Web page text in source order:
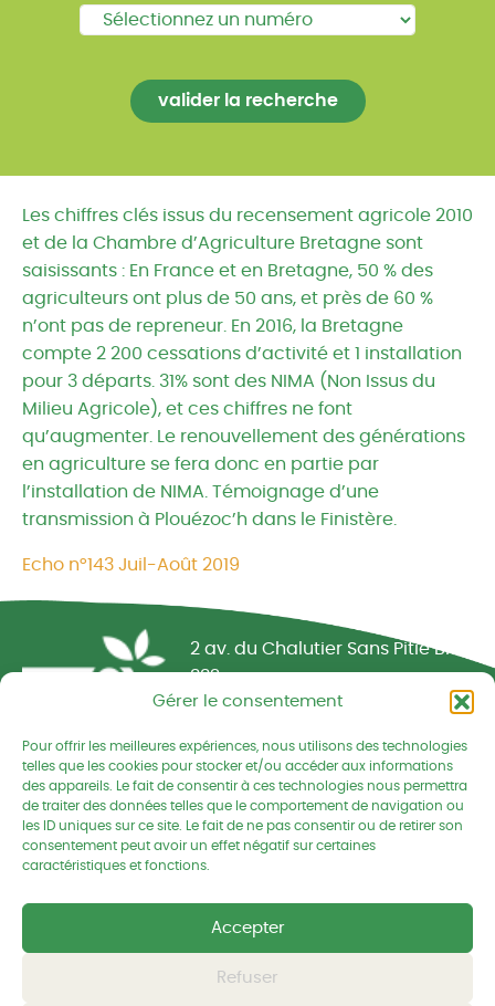
Gérer le consentement
Pour offrir les meilleures expériences, nous utilisons des technologies
telles que les cookies pour stocker et/ou accéder aux informations
des appareils. Le fait de consentir à ces technologies nous permettra
de traiter des données telles que le comportement de navigation ou
les ID uniques sur ce site. Le fait de ne pas consentir ou de retirer son
consentement peut avoir un effet négatif sur certaines
caractéristiques et fonctions.
Accepter
Refuser
Les chiffres clés issus du recensement agricole 2010
et de la Chambre d’Agriculture Bretagne sont
saisissants : En France et en Bretagne, 50 % des
agriculteurs ont plus de 50 ans, et près de 60 %
n’ont pas de repreneur. En 2016, la Bretagne
compte 2 200 cessations d’activité et 1 installation
pour 3 départs. 31% sont des NIMA (Non Issus du
Milieu Agricole), et ces chiffres ne font
qu’augmenter. Le renouvellement des générations
en agriculture se fera donc en partie par
l’installation de NIMA. Témoignage d’une
transmission à Plouézoc’h dans le Finistère.
Echo n°143 Juil-Août 2019
Réseau CIVAM - Campagnes vivantes
2 av. du Chalutier Sans Pitié BP
332
22190 PLERIN cedex
02 96 74 75 50
cedapa@wanadoo.fr
Retrouvez-nous sur Facebook
Retrouvez-nous sur
Retrouvez-